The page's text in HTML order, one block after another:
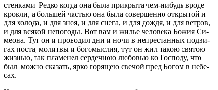
стен­ка­ми. Редко когда она была при­кры­та чем-ни­будь вроде
кров­ли, а боль­шей ча­стью она была со­вер­шен­но от­кры­той и
для хо­ло­да, и для зноя, и для снега, и для дождя, и для вет­ров,
и для вся­кой непо­го­ды. Вот вам и жилье че­ло­ве­ка Божия Си­
мео­на. Тут он и про­во­дил дни и ночи в непре­стан­ных по­дви­
гах поста, мо­лит­вы и бо­го­мыс­лия, тут он жил такою свя­тою
жиз­нью, так пла­ме­нел сер­деч­ною лю­бо­вью ко Гос­по­ду, что
был, можно ска­зать, ярко го­ря­щею све­чой пред Богом в небе­
сах.